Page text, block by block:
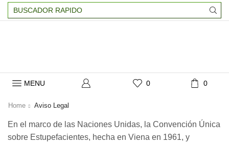
MENU 0 0
Home Aviso Legal
En el marco de las Naciones Unidas, la Convención Única
sobre Estupefacientes, hecha en Viena en 1961, y